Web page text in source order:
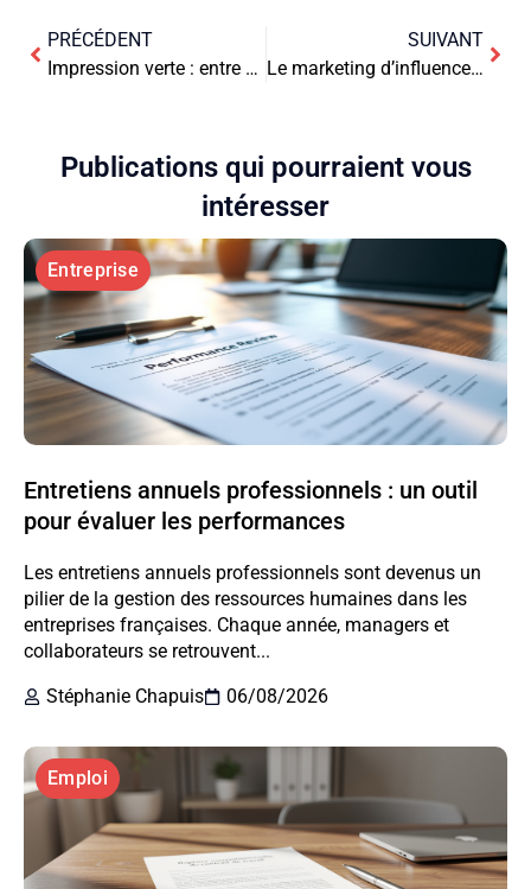
PRÉCÉDENT
Impression verte : entre économie et écologie
SUIVANT
Le marketing d’influence : quelles sont les raisons de l’utiliser ?
Publications qui pourraient vous
intéresser
Entreprise
Entretiens annuels professionnels : un outil
pour évaluer les performances
Les entretiens annuels professionnels sont devenus un
pilier de la gestion des ressources humaines dans les
entreprises françaises. Chaque année, managers et
collaborateurs se retrouvent...
Stéphanie Chapuis
06/08/2026
Emploi